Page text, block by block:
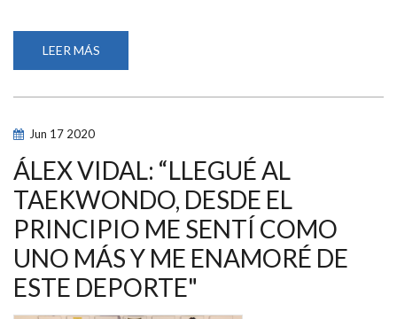
LEER MÁS
DESCUBREN
DESDE
SUS
CASAS
Jun 17 2020
ÁLEX VIDAL: “LLEGUÉ AL
TAEKWONDO, DESDE EL
PRINCIPIO ME SENTÍ COMO
UNO MÁS Y ME ENAMORÉ DE
ESTE DEPORTE"